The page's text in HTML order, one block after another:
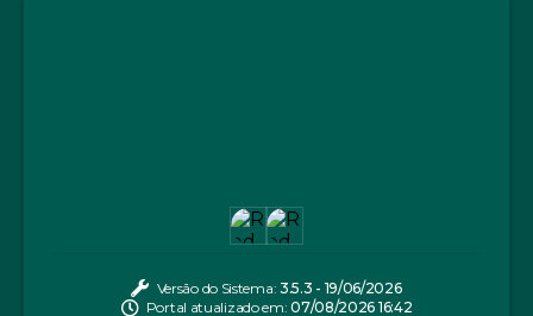
Versão do Sistema: 3.5.3 - 19/06/2026
Portal atualizado em:07/08/2026 16:42